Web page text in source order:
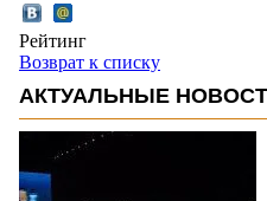
Рейтинг
Возврат к списку
АКТУАЛЬНЫЕ